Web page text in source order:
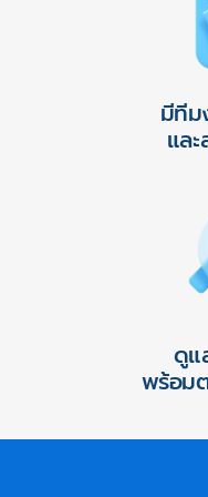
มีที
แล
ดูแ
พร้อม